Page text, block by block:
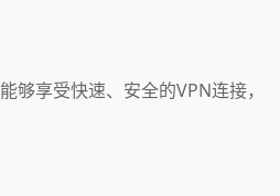
享受快速、安全的VPN连接，